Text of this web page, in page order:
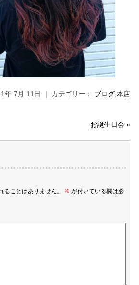
年 7月 11日 ｜ カテゴリー： ブログ ,本店
お誕生日会 »
ることはありません。 ※ が付いている欄は必